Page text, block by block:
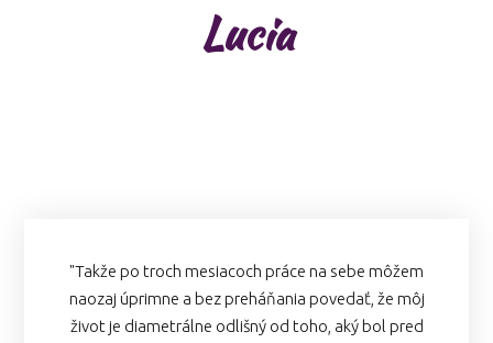
Lucia
"Takže po troch mesiacoch práce na sebe môžem
naozaj úprimne a bez preháňania povedať, že môj
život je diametrálne odlišný od toho, aký bol pred